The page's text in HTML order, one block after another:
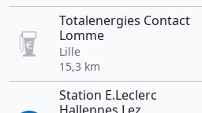
Totalenergies Contact
Lomme
Lille
15,3 km
Station E.Leclerc